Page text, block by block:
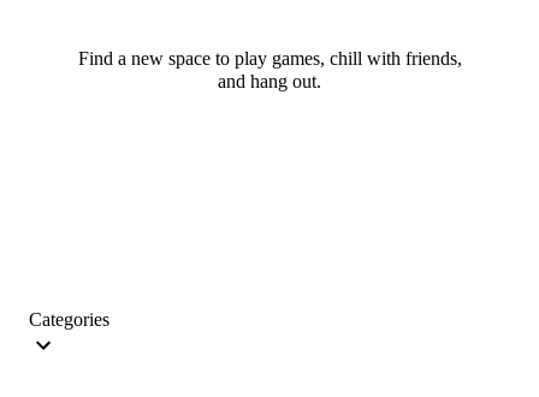
Find a new space to play games, chill with friends,
and hang out.
Categories